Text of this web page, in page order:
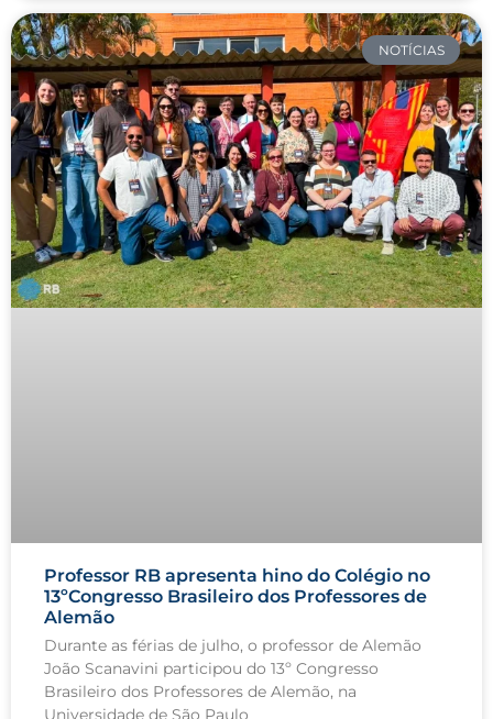
NOTÍCIAS
Professor RB apresenta hino do Colégio no
13ºCongresso Brasileiro dos Professores de
Alemão
Durante as férias de julho, o professor de Alemão
João Scanavini participou do 13º Congresso
Brasileiro dos Professores de Alemão, na